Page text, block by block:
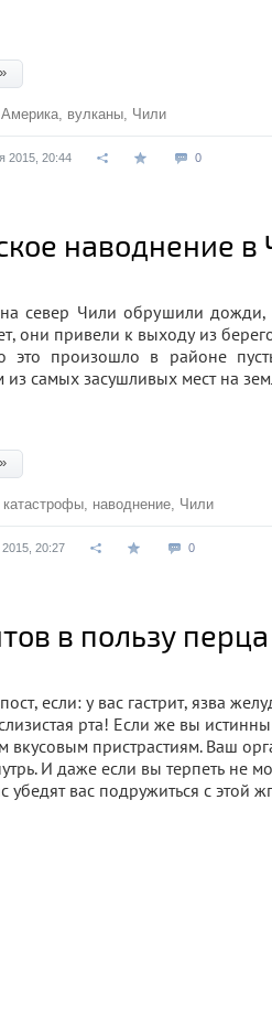
, вулканы, Чили
2015, 20:44 0
наводнение в
север Чили обрушили
они привели к выходу из
это произошло в районе
из самых засушливых мест на
катастрофы, наводнение, Чили
20:27 0
в пользу
если: у вас гастрит, язва
рта! Если же вы
вкусовым пристрастиям. Ваш
И даже если вы терпеть не
убедят вас подружиться с этой